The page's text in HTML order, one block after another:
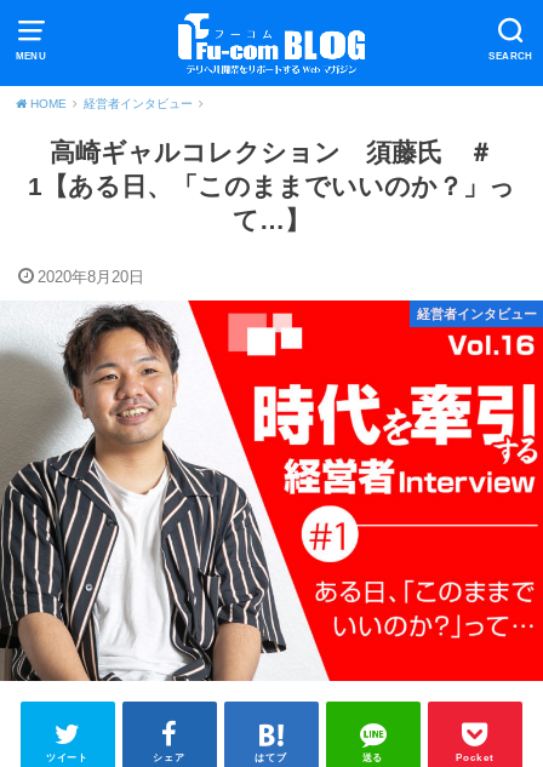
MENU SEARCH
HOME 経営者インタビュー
高崎ギャルコレクション 須藤氏 ＃
1【ある日、「このままでいいのか？」っ
て…】
2020年8月20日
経営者インタビュー
ツイート シェア はてブ 送る Pocket